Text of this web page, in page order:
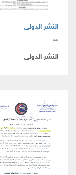
النشر الدولى
النشر الدولى